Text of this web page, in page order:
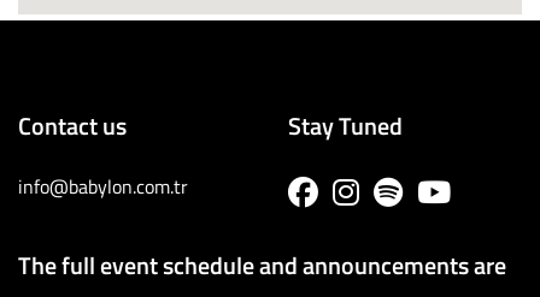
Contact us
info@babylon.com.tr
Stay Tuned
The full event schedule and announcements are